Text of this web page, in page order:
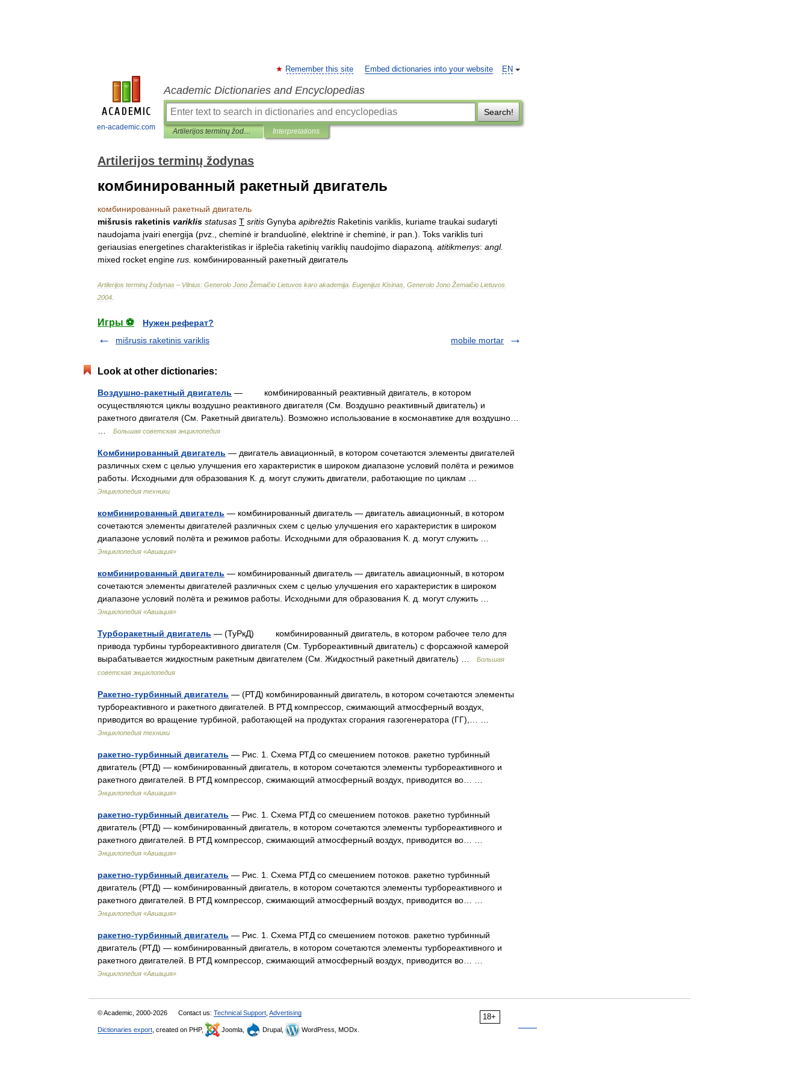
en-academic.com
EN
Remember this site Embed dictionaries into your website
Academic Dictionaries and Encyclopedias
Search!
Artilerijos terminų žodynas Interpretations
Artilerijos terminų žodynas
комбинированный ракетный двигатель
комбинированный ракетный двигатель
mišrusis raketinis variklis statusas T sritis Gynyba apibrėžtis Raketinis variklis kuriame traukai sudaryti
naudojama įvairi energija (pvz cheminė ir branduolinė elektrinė ir cheminė ir pan .). Toks variklis turi
geriausias energetines charakteristikas ir išplečia raketinių variklių naudojimo diapazoną atitikmenys: angl.
mixed rocket engine rus комбинированный ракетный двигатель
Artilerijos terminų žodynas – Vilnius: Generolo Jono Žemaičio Lietuvos karo akademija Eugenijus Kisinas Generolo Jono Žemaičio Lietuvos
2004
Игры ⚽
Нужен реферат?
mišrusis raketinis variklis
mobile mortar
Look at other dictionaries:
Воздушно-ракетный двигатель — комбинированный реактивный двигатель, в котором
осуществляются циклы воздушно реактивного двигателя (См. Воздушно реактивный двигатель) и
ракетного двигателя (См. Ракетный двигатель). Возможно использование в космонавтике для воздушно…
Большая советская энциклопедия
Комбинированный двигатель — двигатель авиационный, в котором сочетаются элементы двигателей
различных схем с целью улучшения его характеристик в широком диапазоне условий полёта и режимов
работы. Исходными для образования К. д. могут служить двигатели, работающие по циклам …
Энциклопедия техники
комбинированный двигатель — комбинированный двигатель — двигатель авиационный, в котором
сочетаются элементы двигателей различных схем с целью улучшения его характеристик в широком
диапазоне условий полёта и режимов работы. Исходными для образования К. д. могут служить …
Энциклопедия «Авиация»
комбинированный двигатель — комбинированный двигатель — двигатель авиационный, в котором
сочетаются элементы двигателей различных схем с целью улучшения его характеристик в широком
диапазоне условий полёта и режимов работы. Исходными для образования К. д. могут служить …
Энциклопедия «Авиация»
Турборакетный двигатель — (ТуРкД) комбинированный двигатель, в котором рабочее тело для
привода турбины турбореактивного двигателя (См. Турбореактивный двигатель) с форсажной камерой
вырабатывается жидкостным ракетным двигателем (См. Жидкостный ракетный двигатель) …
Большая
советская энциклопедия
Ракетно-турбинный двигатель — (РТД) комбинированный двигатель, в котором сочетаются элементы
турбореактивного и ракетного двигателей. В РТД компрессор, сжимающий атмосферный воздух,
приводится во вращение турбиной, работающей на продуктах сгорания газогенератора (ГГ),… …
Энциклопедия техники
ракетно-турбинный двигатель — Рис. 1. Схема РТД со смешением потоков. ракетно турбинный
двигатель (РТД) — комбинированный двигатель, в котором сочетаются элементы турбореактивного и
ракетного двигателей. В РТД компрессор, сжимающий атмосферный воздух, приводится во… …
Энциклопедия «Авиация»
ракетно-турбинный двигатель — Рис. 1. Схема РТД со смешением потоков. ракетно турбинный
двигатель (РТД) — комбинированный двигатель, в котором сочетаются элементы турбореактивного и
ракетного двигателей. В РТД компрессор, сжимающий атмосферный воздух, приводится во… …
Энциклопедия «Авиация»
ракетно-турбинный двигатель — Рис. 1. Схема РТД со смешением потоков. ракетно турбинный
двигатель (РТД) — комбинированный двигатель, в котором сочетаются элементы турбореактивного и
ракетного двигателей. В РТД компрессор, сжимающий атмосферный воздух, приводится во… …
Энциклопедия «Авиация»
ракетно-турбинный двигатель — Рис. 1. Схема РТД со смешением потоков. ракетно турбинный
двигатель (РТД) — комбинированный двигатель, в котором сочетаются элементы турбореактивного и
ракетного двигателей. В РТД компрессор, сжимающий атмосферный воздух, приводится во… …
Энциклопедия «Авиация»
18+
© Academic, 2000-2026 Contact us: Technical Support Advertising
Dictionaries export , created on PHP, Joomla, Drupal, WordPress, MODx.